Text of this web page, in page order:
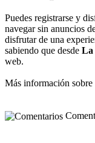
Puedes registrarse y
navegar sin anuncios
disfrutar de una
sabiendo que desde La
web.
Más información sobre